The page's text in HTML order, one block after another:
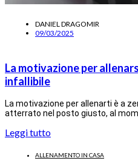
DANIEL DRAGOMIR
09/03/2025
La motivazione per
infallibile
La motivazione per allenarti è a
atterrato nel posto giusto, al
Leggi tutto
ALLENAMENTO IN CASA